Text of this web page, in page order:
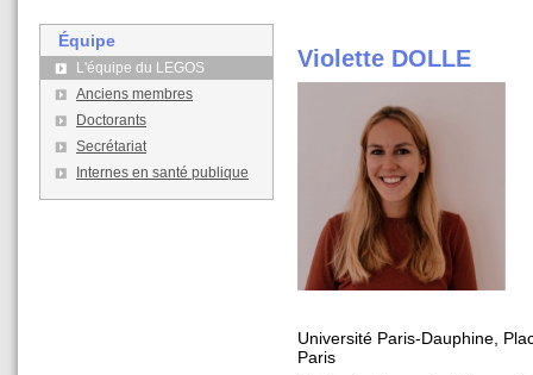
Équipe
L'équipe du LEGOS
Anciens membres
Doctorants
Secrétariat
Internes en santé publique
Violette DOLLE
Université Paris-Dauphine,
Paris